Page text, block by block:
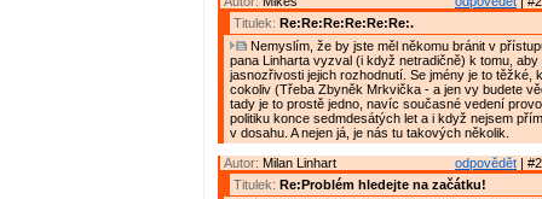
Titulek: Re:Re:Re:Re:Re:Re:.
Nemyslím, že by jste měl někomu bránit v
pana Linharta vyzval (i když netradičně) k tomu, aby
jasnozřivosti jejich rozhodnutí. Se jmény je to těžké,
cokoliv (Třeba Zbyněk Mrkvička - a jen vy budete
tady je to prostě jedno, navíc současné vedení
politiku konce sedmdesátých let a i když nejsem
v dosahu. A nejen já, je nás tu takových několik.
odpovědět |
Autor: Milan Linhart
Titulek: Re:Problém hledejte na začátku!